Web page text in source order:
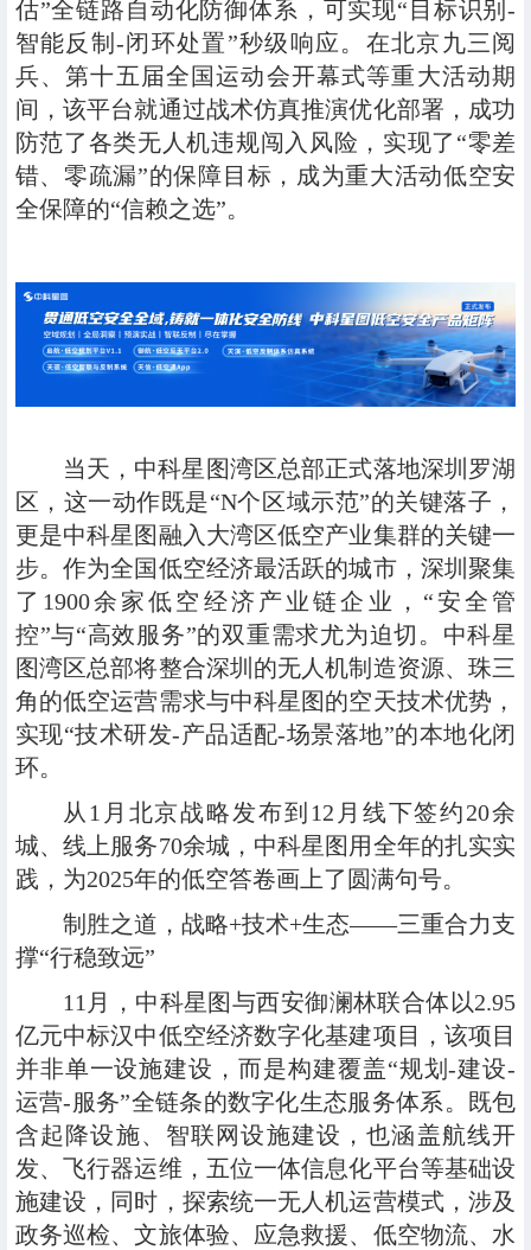
估”全链路自动化防御体系，可实现“目标识别-
智能反制-闭环处置”秒级响应。在北京九三阅
兵、第十五届全国运动会开幕式等重大活动期
间，该平台就通过战术仿真推演优化部署，成功
防范了各类无人机违规闯入风险，实现了“零差
错、零疏漏”的保障目标，成为重大活动低空安
全保障的“信赖之选”。
当天，中科星图湾区总部正式落地深圳罗湖
区，这一动作既是“N个区域示范”的关键落子，
更是中科星图融入大湾区低空产业集群的关键一
步。作为全国低空经济最活跃的城市，深圳聚集
了1900余家低空经济产业链企业，“安全管
控”与“高效服务”的双重需求尤为迫切。中科星
图湾区总部将整合深圳的无人机制造资源、珠三
角的低空运营需求与中科星图的空天技术优势，
实现“技术研发-产品适配-场景落地”的本地化闭
环。
从1月北京战略发布到12月线下签约20余
城、线上服务70余城，中科星图用全年的扎实实
践，为2025年的低空答卷画上了圆满句号。
制胜之道 ， 战略+技术+生态——三重合力支
撑“行稳致远”
11月，中科星图与西安御澜林联合体以2.95
亿元中标汉中低空经济数字化基建项目，该项目
并非单一设施建设，而是构建覆盖“规划-建设-
运营-服务”全链条的数字化生态服务体系。既包
含起降设施、智联网设施建设，也涵盖航线开
发、飞行器运维，五位一体信息化平台等基础设
施建设，同时，探索统一无人机运营模式，涉及
政务巡检、文旅体验、应急救援、低空物流、水